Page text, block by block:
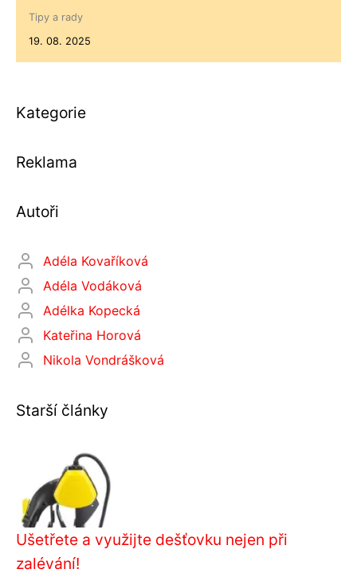
Tipy a rady
19. 08. 2025
Kategorie
Reklama
Autoři
Adéla Kovaříková
Adéla Vodáková
Adélka Kopecká
Kateřina Horová
Nikola Vondrášková
Starší články
Ušetřete a využijte dešťovku nejen při
zalévání!